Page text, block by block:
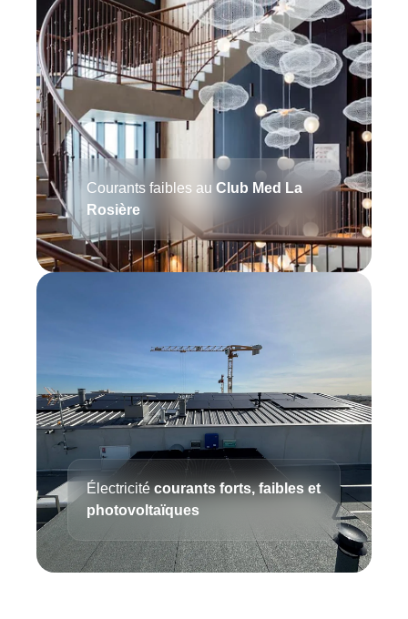
Courants faibles au Club Med La
Rosière
Électricitécourants forts, faibles et
photovoltaïques